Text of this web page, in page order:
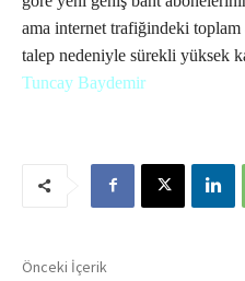
ama internet trafiğindeki toplam
talep nedeniyle sürekli yüksek
Tuncay Baydemir
Önceki İçerik